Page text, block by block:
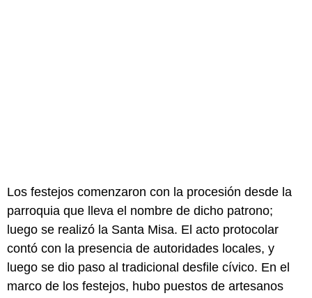
Los festejos comenzaron con la procesión desde la
parroquia que lleva el nombre de dicho patrono;
luego se realizó la Santa Misa. El acto protocolar
contó con la presencia de autoridades locales, y
luego se dio paso al tradicional desfile cívico. En el
marco de los festejos, hubo puestos de artesanos